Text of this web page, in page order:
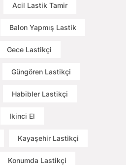
Acil Lastik Tamir
Balon Yapmış Lastik
Gece Lastikçi
Güngören Lastikçi
Habibler Lastikçi
Ikinci El
Kayaşehir Lastikçi
Konumda Lastikçi